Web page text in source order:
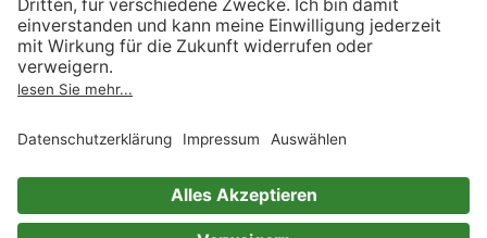
Act
Verträge hier kündigen
Impressum
Immer ein gutes Buch